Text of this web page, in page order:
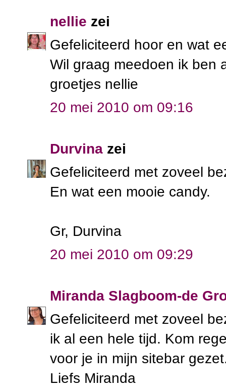
nellie zei
Gefeliciteerd hoor en wat
Wil graag meedoen ik ben
groetjes nellie
20 mei 2010 om 09:16
Durvina zei
Gefeliciteerd met zoveel
En wat een mooie candy.
Gr, Durvina
20 mei 2010 om 09:29
Miranda Slagboom-de
Gefeliciteerd met zoveel
ik al een hele tijd. Kom
voor je in mijn sitebar
Liefs Miranda